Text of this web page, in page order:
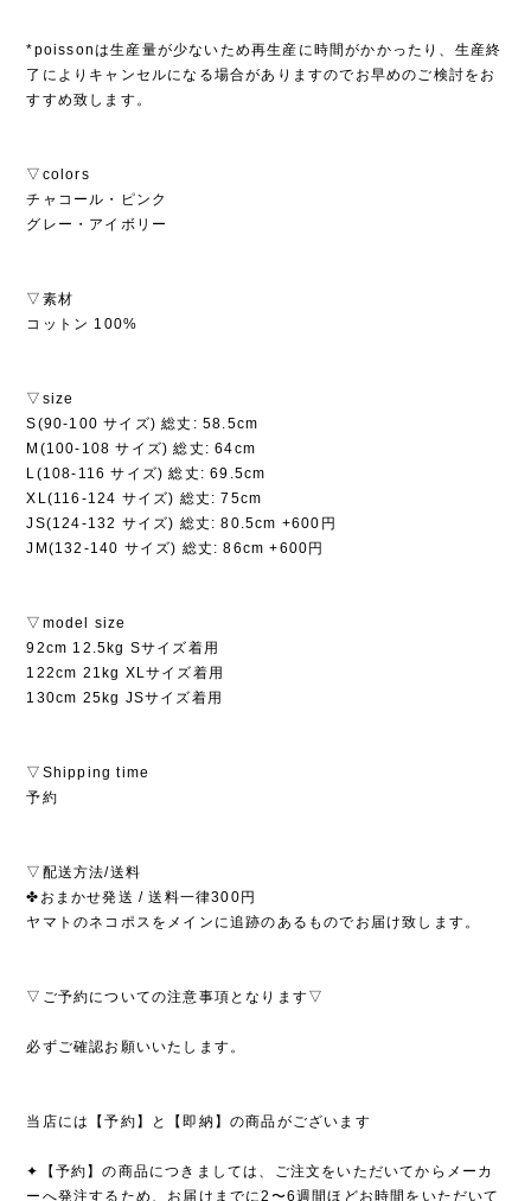
*poissonは生産量が少ないため再生産に時間がかかったり、生産終
了によりキャンセルになる場合がありますのでお早めのご検討をお
すすめ致します。
▽colors
チャコール・ピンク
グレー・アイボリー
▽素材
コットン 100%
▽size
S(90-100 サイズ) 総丈: 58.5cm
M(100-108 サイズ) 総丈: 64cm
L(108-116 サイズ) 総丈: 69.5cm
XL(116-124 サイズ) 総丈: 75cm
JS(124-132 サイズ) 総丈: 80.5cm +600円
JM(132-140 サイズ) 総丈: 86cm +600円
▽model size
92cm 12.5kg Sサイズ着用
122cm 21kg XLサイズ着用
130cm 25kg JSサイズ着用
▽Shipping time
予約
▽配送方法/送料
✤おまかせ発送 / 送料一律300円
ヤマトのネコポスをメインに追跡のあるものでお届け致します。
▽ご予約についての注意事項となります▽
必ずご確認お願いいたします。
当店には【予約】と【即納】の商品がございます
✦【予約】の商品につきましては、ご注文をいただいてからメーカ
ーへ発注するため、お届けまでに2〜6週間ほどお時間をいただいて